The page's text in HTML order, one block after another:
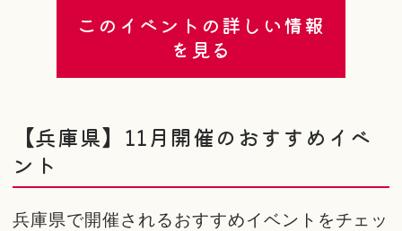
このイベントの詳しい情報
を見る
【兵庫県】11月開催のおすすめイベ
ント
兵庫県で開催されるおすすめイベントをチェッ